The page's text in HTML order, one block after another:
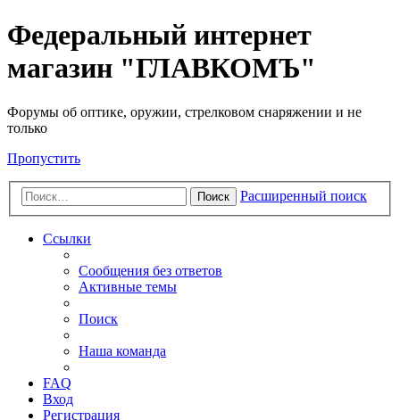
Федеральный интернет
магазин "ГЛАВКОМЪ"
Форумы об оптике, оружии, стрелковом снаряжении и не
только
Пропустить
Поиск Расширенный поиск
Ссылки
Сообщения без ответов
Активные темы
Поиск
Наша команда
FAQ
Вход
Регистрация